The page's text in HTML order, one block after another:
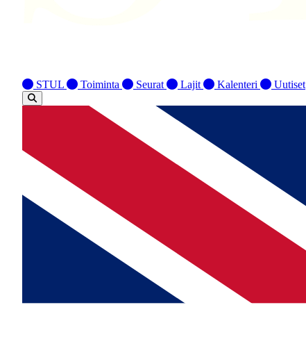
STUL Toiminta Seurat Lajit Kalenteri Uutiset